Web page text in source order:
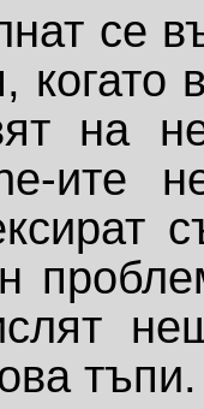
се
когато
на
ите
тъпи.